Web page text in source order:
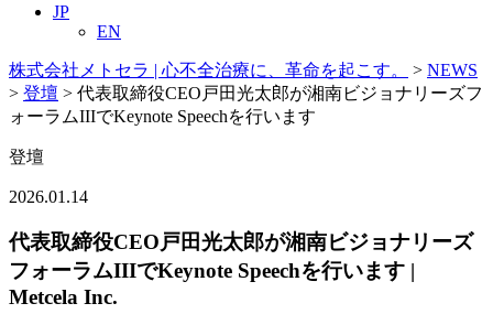
JP
EN
株式会社メトセラ | 心不全治療に、革命を起こす。 > NEWS
> 登壇 > 代表取締役CEO戸田光太郎が湘南ビジョナリーズフ
ォーラムIIIでKeynote Speechを行います
登壇
2026.01.14
代表取締役CEO戸田光太郎が湘南ビジョナリーズ
フォーラムIIIでKeynote Speechを行います |
Metcela Inc.